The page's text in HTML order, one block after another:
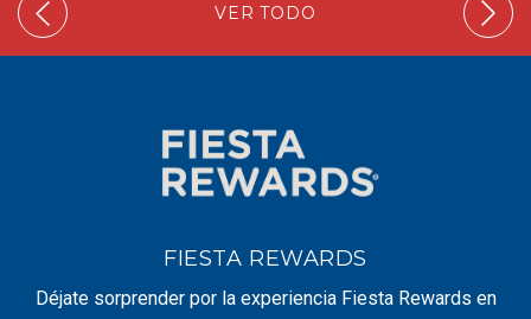
VER TODO
FIESTA REWARDS
Déjate sorprender por la experiencia Fiesta Rewards en